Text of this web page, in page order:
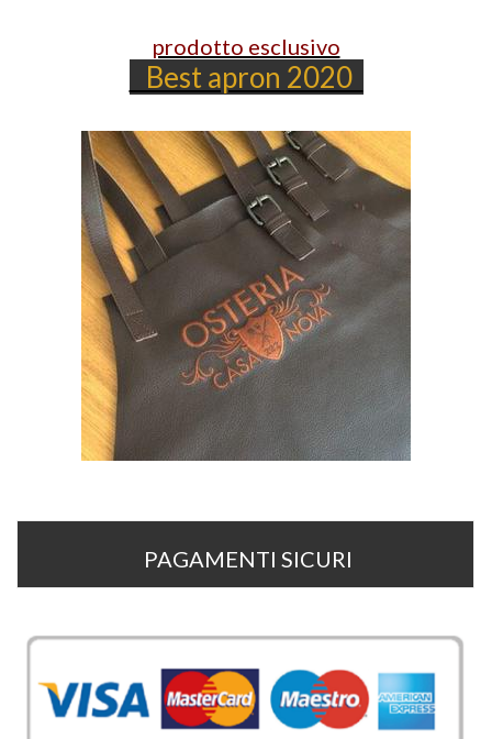
prodotto esclusivo
Best apron 2020
PAGAMENTI SICURI